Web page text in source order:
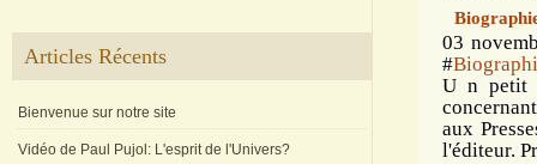
Articles Récents
Bienvenue sur notre site
Vidéo de Paul Pujol: L'esprit de l'Univers?
03
#
U n petit
aux
l'éditeur.